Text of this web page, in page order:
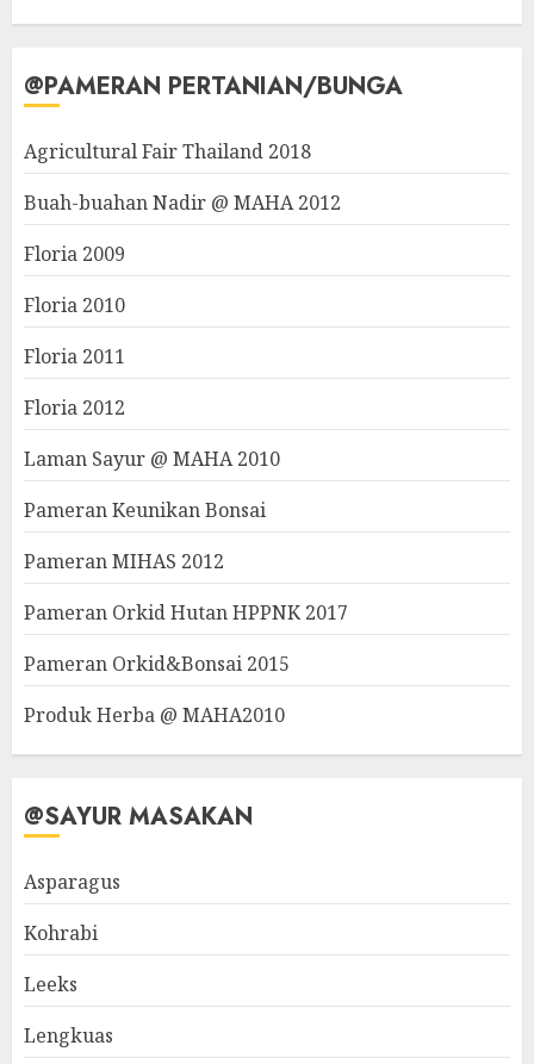
@PAMERAN PERTANIAN/BUNGA
Agricultural Fair Thailand 2018
Buah-buahan Nadir @ MAHA 2012
Floria 2009
Floria 2010
Floria 2011
Floria 2012
Laman Sayur @ MAHA 2010
Pameran Keunikan Bonsai
Pameran MIHAS 2012
Pameran Orkid Hutan HPPNK 2017
Pameran Orkid&Bonsai 2015
Produk Herba @ MAHA2010
@SAYUR MASAKAN
Asparagus
Kohrabi
Leeks
Lengkuas